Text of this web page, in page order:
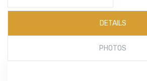
DETAILS
PHOTOS